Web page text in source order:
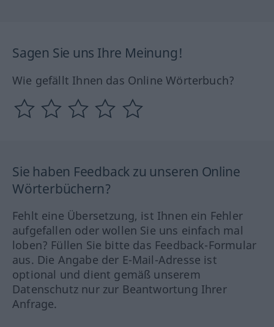
Sagen Sie uns Ihre Meinung!
Wie gefällt Ihnen das Online Wörterbuch?
Sie haben Feedback zu unseren Online
Wörterbüchern?
Fehlt eine Übersetzung, ist Ihnen ein Fehler
aufgefallen oder wollen Sie uns einfach mal
loben? Füllen Sie bitte das Feedback-Formular
aus. Die Angabe der E-Mail-Adresse ist
optional und dient gemäß unserem
Datenschutz nur zur Beantwortung Ihrer
Anfrage.